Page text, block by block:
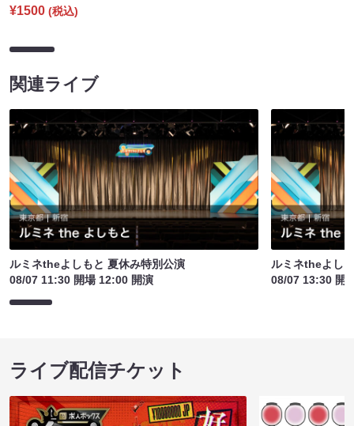
¥1500 (税込)
関連ライブ
ルミネtheよしもと 夏休み特別公演
08/07 11:30 開場 12:00 開演
ルミネtheよし
08/07 13:30 開
ライブ配信チケット